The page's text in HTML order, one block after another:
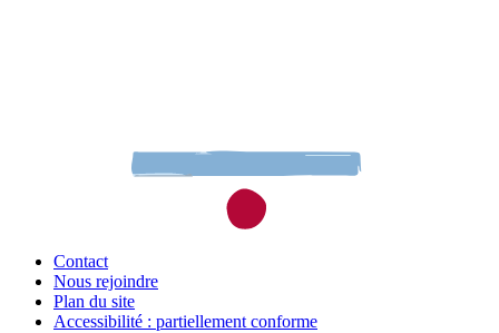
Contact
Nous rejoindre
Plan du site
Accessibilité : partiellement conforme